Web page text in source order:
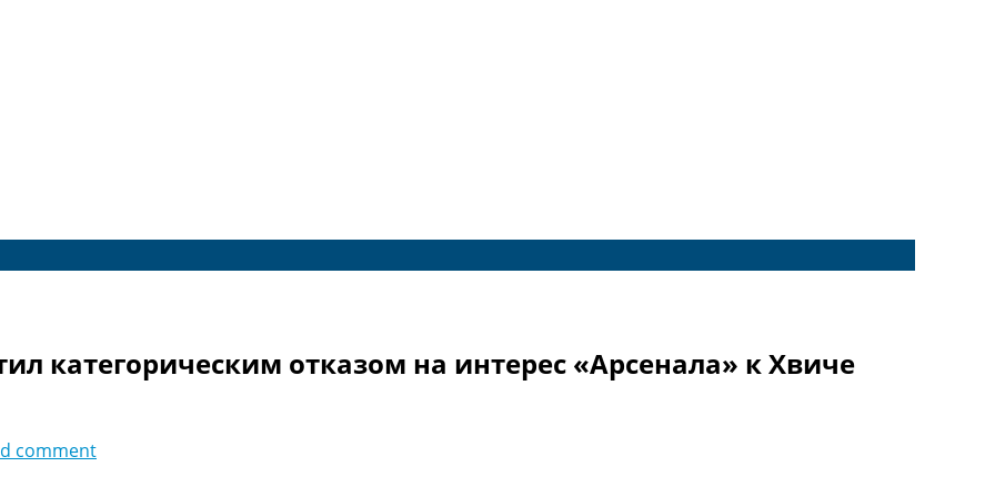
категорическим отказом на интерес «Арсенала» к Хвиче
comment